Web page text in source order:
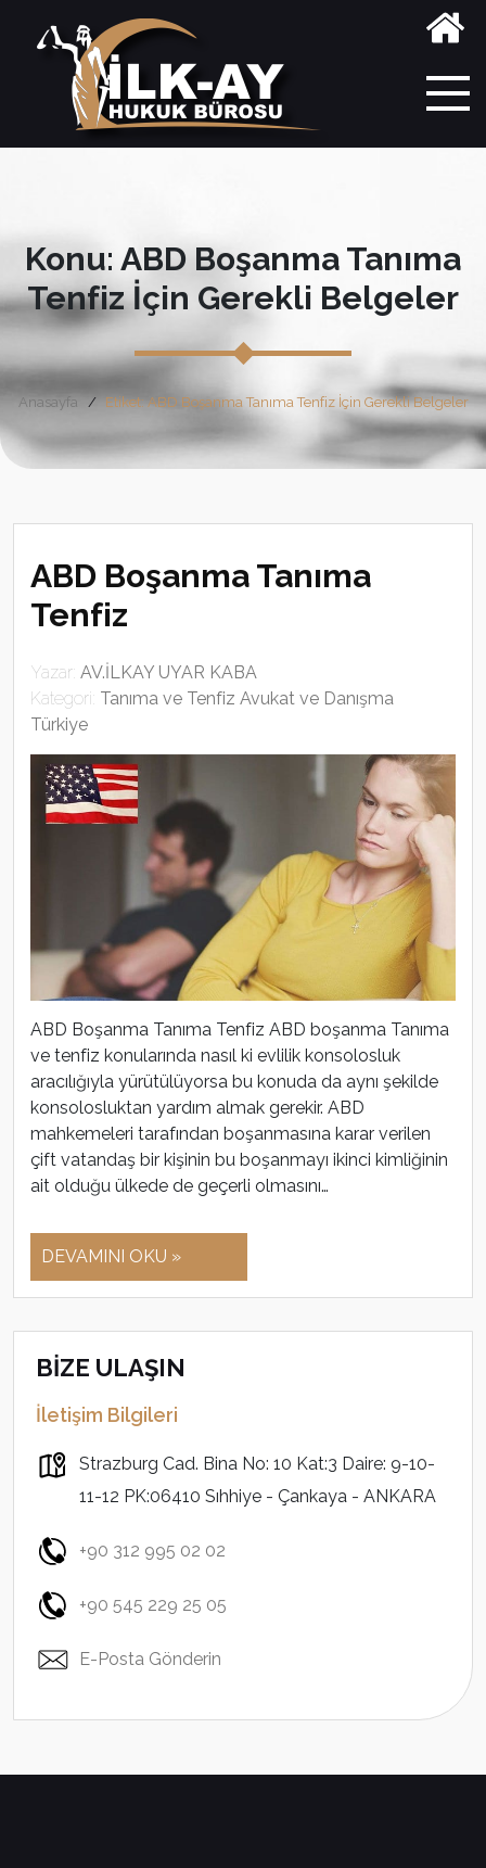
Konu: ABD Boşanma Tanıma
Tenfiz İçin Gerekli Belgeler
Anasayfa Etiket: ABD Boşanma Tanıma Tenfiz İçin Gerekli Belgeler
ABD Boşanma Tanıma
Tenfiz
Yazar: AV.İLKAY UYAR KABA
Kategori: Tanıma ve Tenfiz Avukat ve Danışma
Türkiye
ABD Boşanma Tanıma Tenfiz ABD boşanma Tanıma
ve tenfiz konularında nasıl ki evlilik konsolosluk
aracılığıyla yürütülüyorsa bu konuda da aynı şekilde
konsolosluktan yardım almak gerekir. ABD
mahkemeleri tarafından boşanmasına karar verilen
çift vatandaş bir kişinin bu boşanmayı ikinci kimliğinin
ait olduğu ülkede de geçerli olmasını…
DEVAMINI OKU »
BİZE ULAŞIN
İletişim Bilgileri
Strazburg Cad. Bina No: 10 Kat:3 Daire: 9-10-
11-12 PK:06410 Sıhhiye - Çankaya - ANKARA
+90 312 995 02 02
+90 545 229 25 05
E-Posta Gönderin